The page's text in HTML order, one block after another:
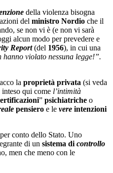
della violenza bisogna
del ministro Nordio che il
se non vi è (e non vi sarà
alcun modo per prevedere e
Report(del 1956), in cui una
violato nessuna legge!”.
la proprietà privata (si veda
inteso qui come l’intimità
” psichiatriche o
pensiero e le vere intenzioni
conto dello Stato. Uno
di un sistema di controllo
men che meno con le